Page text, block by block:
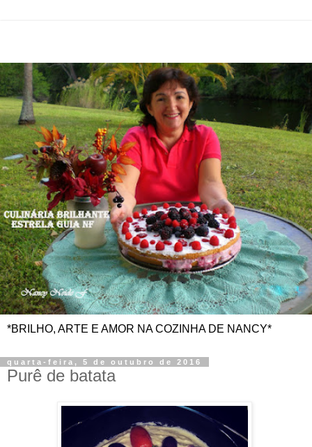
*BRILHO, ARTE E AMOR NA COZINHA DE NANCY*
quarta-feira, 5 de outubro de 2016
Purê de batata